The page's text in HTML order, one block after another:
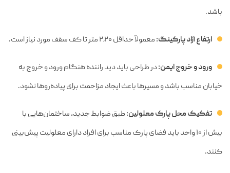
باشد.
ارتفاع آزاد پارکینگ:معمولاً حداقل ۲٫۲۰ متر تا کف سقف مورد نیاز است.
ورود و خروج ایمن:در طراحی باید دید راننده هنگام ورود و خروج به
خیابان مناسب باشد و مسیرها باعث ایجاد مزاحمت برای پیاده‌روها نشود.
تفکیک محل پارک معلولین:طبق ضوابط جدید، ساختمان‌هایی با
بیش از ۱۰ واحد باید فضای پارک مناسب برای افراد دارای معلولیت پیش‌بینی
کنند.